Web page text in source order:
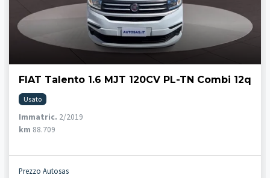
FIAT Talento 1.6 MJT 120CV PL-TN Combi 12q
Usato
Immatric. 2/2019
km 88.709
Prezzo Autosas